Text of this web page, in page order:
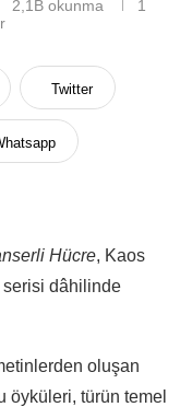
2,1Bokunma
1
Twitter
Hücre, Kaos
serisi dâhilinde
oluşan
öyküleri, türün temel